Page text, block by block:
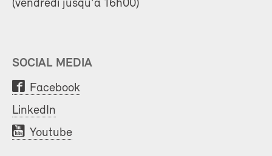
(vendredi jusqu'à 16h00)
SOCIAL MEDIA
Facebook
LinkedIn
Youtube